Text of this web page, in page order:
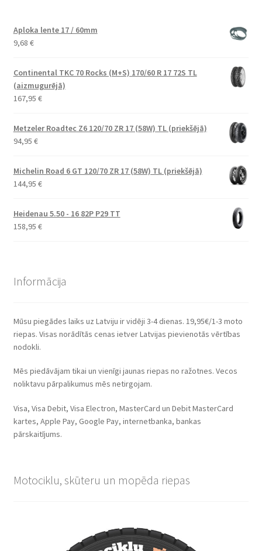
Aploka lente 17 / 60mm
9,68 €
Continental TKC 70 Rocks (M+S) 170/60 R 17 72S TL
(aizmugurējā)
167,95 €
Metzeler Roadtec Z6 120/70 ZR 17 (58W) TL (priekšējā)
94,95 €
Michelin Road 6 GT 120/70 ZR 17 (58W) TL (priekšējā)
144,95 €
Heidenau 5.50 - 16 82P P29 TT
158,95 €
Informācija
Mūsu piegādes laiks uz Latviju ir vidēji 3-4 dienas. 19,95€/1-3 moto
riepas. Visas norādītās cenas ietver Latvijas pievienotās vērtības
nodokli.
Mēs piedāvājam tikai un vienīgi jaunas riepas no ražotnes. Vecos
noliktavu pārpalikumus mēs netirgojam.
Visa, Visa Debit, Visa Electron, MasterCard un Debit MasterCard
kartes, Apple Pay, Google Pay, internetbanka, bankas
pārskaitījums.
Motociklu, skūteru un mopēda riepas